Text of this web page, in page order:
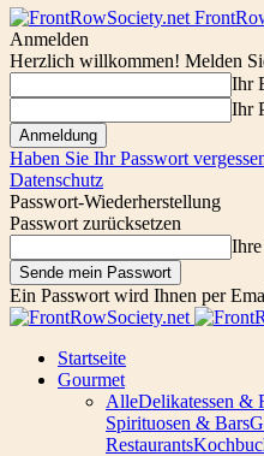
Anmelden
Herzlich willkommen! Melden
Ihr
Ihr
Haben Sie Ihr Passwort
Datenschutz
Passwort-Wiederherstellung
Passwort zurücksetzen
Ein Passwort wird Ihnen per
Startseite
Gourmet
AlleDelikatessen &
Spirituosen & Bars
Restaurants